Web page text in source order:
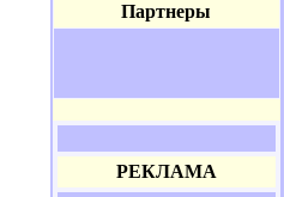
Партнеры
РЕКЛАМА